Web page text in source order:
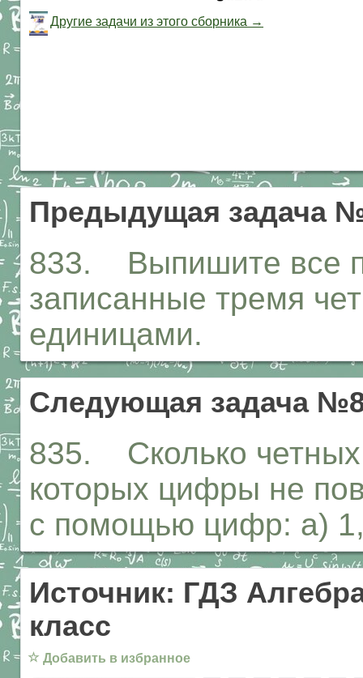
Другие задачи из этого сборника →
Предыдущая задача
833. Выпишите все
записанные тремя
единицами.
Следующая задача
835. Сколько четных
которых цифры не
с помощью цифр: а)
Источник: ГДЗ
класс
☆ Добавить в избранное